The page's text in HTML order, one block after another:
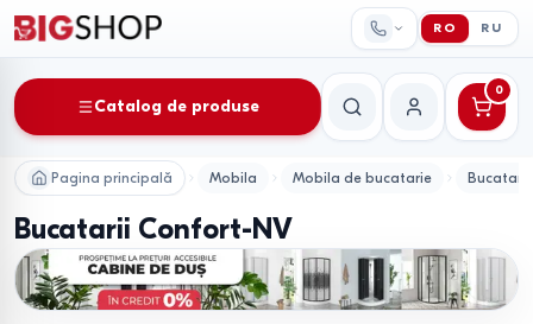
RO RU
Catalog de produse
CăutareContul meu
0
Pagina principală Mobila Mobila de bucatarie Bucatarii
Bucatarii Confort-NV